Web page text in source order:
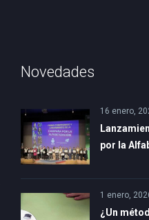
Novedades
16 enero,
por la
1 enero,
¿Un